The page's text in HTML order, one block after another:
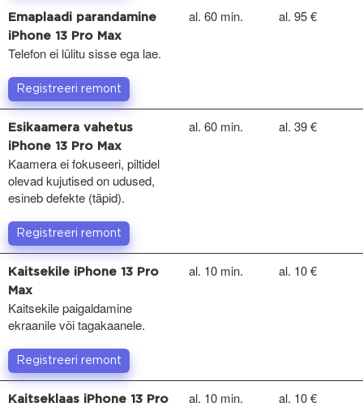
Emaplaadi parandamine
iPhone 13 Pro Max
Telefon ei lülitu sisse ega lae.
al. 60 min. al. 95 €
Registreeri remont
Esikaamera vahetus
iPhone 13 Pro Max
Kaamera ei fokuseeri, piltidel
olevad kujutised on udused,
esineb defekte (täpid).
al. 60 min. al. 39 €
Registreeri remont
Kaitsekile iPhone 13 Pro
Max
Kaitsekile paigaldamine
ekraanile või tagakaanele.
al. 10 min. al. 10 €
Registreeri remont
Kaitseklaas iPhone 13 Pro
al. 10 min. al. 10 €